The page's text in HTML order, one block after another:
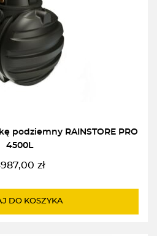
podziemny RAINSTORE PRO
4500L
zł
DO KOSZYKA